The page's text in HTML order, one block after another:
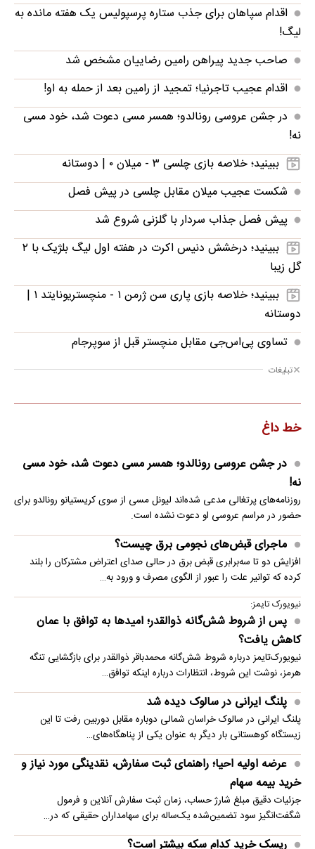
اقدام سپاهان برای جذب ستاره پرسپولیس یک هفته مانده به
لیگ!
صاحب جدید پیراهن رامین رضاییان مشخص شد
اقدام عجیب تاجرنیا؛ تمجید از رامین بعد از حمله به او!
در جشن عروسی رونالدو؛ همسر مسی دعوت شد، خود مسی
نه!
ببینید؛ خلاصه بازی چلسی ۳ - میلان ۰ | دوستانه
شکست عجیب میلان مقابل چلسی در پیش فصل
پیش فصل جذاب سردار با گلزنی شروع شد
ببینید؛ درخشش دنیس اکرت در هفته اول لیگ بلژیک با ۲
گل زیبا
ببینید؛ خلاصه بازی پاری سن ژرمن ۱ - منچستریونایتد ۱ |
دوستانه
تساوی پی‌اس‌جی مقابل منچستر قبل از سوپرجام
تبلیغات
خط داغ
در جشن عروسی رونالدو؛ همسر مسی دعوت شد، خود مسی
نه!
روزنامه‌های پرتغالی مدعی شده‌اند لیونل مسی از سوی کریستیانو رونالدو برای
حضور در مراسم عروسی او دعوت نشده است.
ماجرای قبض‌های نجومی برق چیست؟
افزایش دو تا سه‌برابری قبض برق در حالی صدای اعتراض مشترکان را بلند
کرده که توانیر علت را عبور از الگوی مصرف و ورود به…
نیویورک تایمز:
پس از شروط شش‌گانه ذوالقدر؛ امیدها به توافق با عمان
کاهش یافت؟
نیویورک‌تایمز درباره شروط شش‌گانه محمدباقر ذوالقدر برای بازگشایی تنگه
هرمز، نوشت این شروط، انتظارات درباره اینکه توافق…
پلنگ ایرانی در سالوک دیده شد
پلنگ ایرانی در سالوک خراسان شمالی دوباره مقابل دوربین رفت تا این
زیستگاه کوهستانی بار دیگر به عنوان یکی از پناهگاه‌های…
عرضه اولیه احیا؛ راهنمای ثبت سفارش، نقدینگی مورد نیاز و
خرید بیمه سهام
جزئیات دقیق مبلغ شارژ حساب، زمان ثبت سفارش آنلاین و فرمول
شگفت‌انگیز سود تضمین‌شده یک‌ساله برای سهامداران حقیقی که در…
ریسک خرید کدام سکه بیشتر است؟